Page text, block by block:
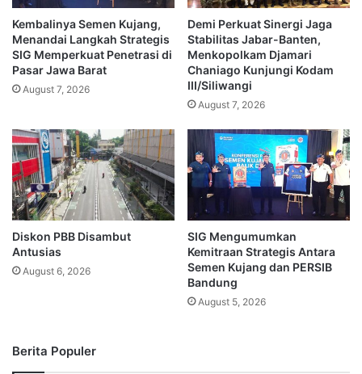
Kembalinya Semen Kujang,
Menandai Langkah Strategis
SIG Memperkuat Penetrasi di
Pasar Jawa Barat
August 7, 2026
Demi Perkuat Sinergi Jaga
Stabilitas Jabar-Banten,
Menkopolkam Djamari
Chaniago Kunjungi Kodam
III/Siliwangi
August 7, 2026
Diskon PBB Disambut
Antusias
August 6, 2026
SIG Mengumumkan
Kemitraan Strategis Antara
Semen Kujang dan PERSIB
Bandung
August 5, 2026
Berita Populer